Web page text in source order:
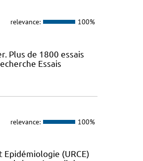
relevance: 100%
Plus de 1800 essais
Essais
relevance: 100%
Epidémiologie (URCE)